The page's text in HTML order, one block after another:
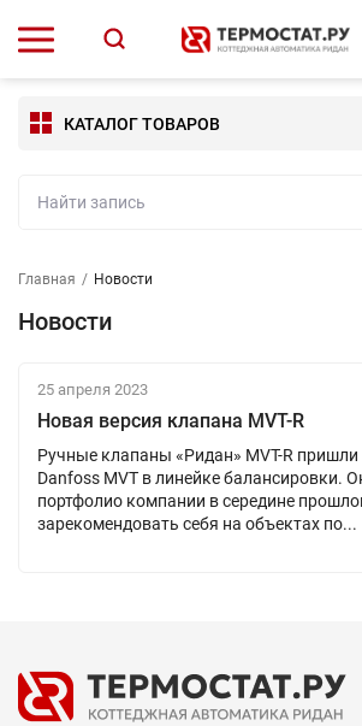
КАТАЛОГ ТОВАРОВ
Главная / Новости
Новости
25 апреля 2023
Новая версия клапана MVT-R
Ручные клапаны «Ридан» MVT-R
Danfoss MVT в линейке балансировки.
портфолио компании в середине
зарекомендовать себя на объектах по...